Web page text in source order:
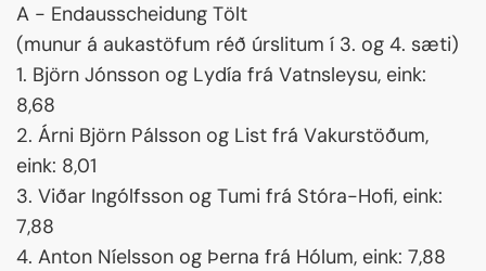
A - Endausscheidung Tölt
(munur á aukastöfum réð úrslitum í 3. og 4. sæti)
1. Björn Jónsson og Lydía frá Vatnsleysu, eink:
8,68
2. Árni Björn Pálsson og List frá Vakurstöðum,
eink: 8,01
3. Viðar Ingólfsson og Tumi frá Stóra-Hofi, eink:
7,88
4. Anton Níelsson og Þerna frá Hólum, eink: 7,88